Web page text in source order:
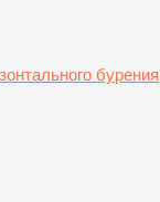
бурения